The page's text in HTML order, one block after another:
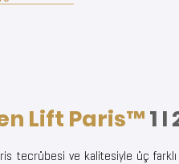
Lift Paris™1 I
tecrübesi ve kalitesiyle üç